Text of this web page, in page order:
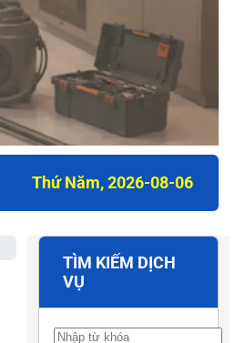
Thứ Năm, 2026-08-06
TÌM KIẾM DỊCH
VỤ